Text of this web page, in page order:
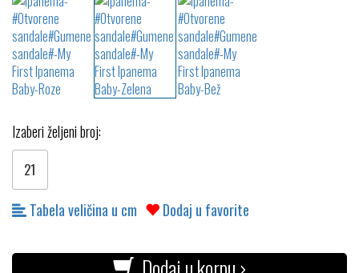
Izaberi željeni broj:
21
Tabela veličina u cm Dodaj u favorite